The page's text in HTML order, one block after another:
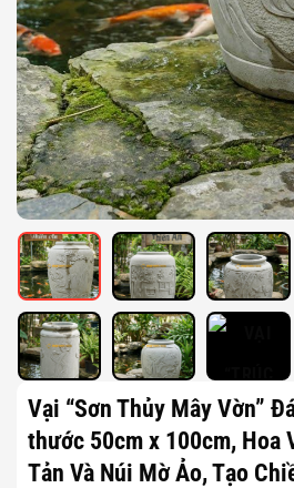
Vại “Sơn Thủy Mây Vờn”
thước 50cm x 100cm, Hoa
Tản Và Núi Mờ Ảo, Tạo